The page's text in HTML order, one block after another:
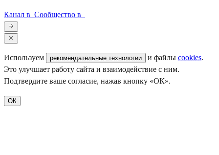
Канал в Сообщество в
Используем рекомендательные технологии и файлы cookies.
Это улучшает работу сайта и взаимодействие с ним.
Подтвердите ваше согласие, нажав кнопку «ОК».
ОК